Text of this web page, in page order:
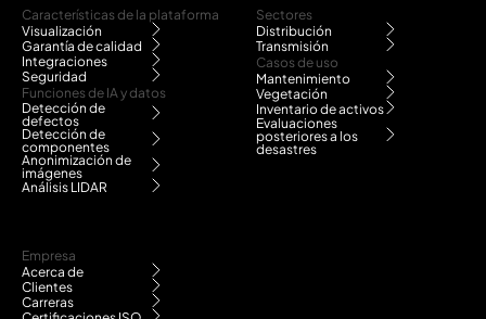
Características de la plataforma
Visualización
Garantía de calidad
Integraciones
Seguridad
Funciones de IA y datos
Detección de
defectos
Detección de
componentes
Anonimización de
imágenes
Análisis LIDAR
Sectores
Distribución
Transmisión
Casos de uso
Mantenimiento
Vegetación
Inventario de activos
Evaluaciones
posteriores a los
desastres
Empresa
Acerca de
Clientes
Carreras